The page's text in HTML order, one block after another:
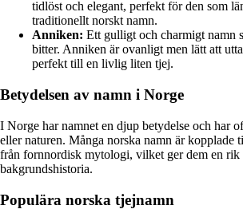
tidlöst och elegant, perfekt för den som
traditionellt norskt namn.
Anniken: Ett gulligt och charmigt namn
bitter. Anniken är ovanligt men lätt att
perfekt till en livlig liten tjej.
Betydelsen av namn i Norge
I Norge har namnet en djup betydelse och har
eller naturen. Många norska namn är kopplade
från fornnordisk mytologi, vilket ger dem en rik
bakgrundshistoria.
Populära norska tjejnamn